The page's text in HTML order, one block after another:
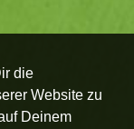
die
Website zu
Deinem